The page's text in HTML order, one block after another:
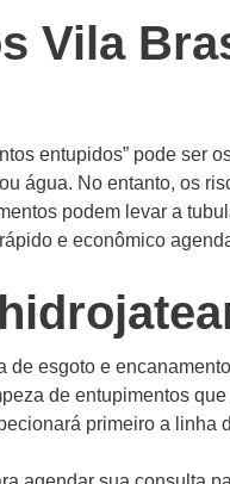
Vila
entupidos” pode ser
água. No entanto, os
podem levar a
e econômico
de esgoto e
de entupimentos
primeiro a linha